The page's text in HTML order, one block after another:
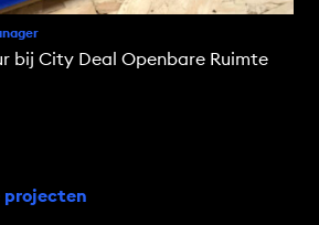
bij City Deal Openbare Ruimte
projecten